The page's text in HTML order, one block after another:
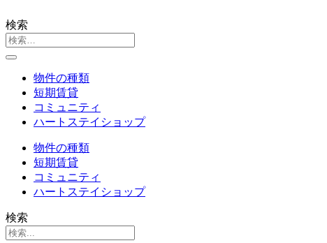
検索
物件の種類
短期賃貸
コミュニティ
ハートステイショップ
物件の種類
短期賃貸
コミュニティ
ハートステイショップ
検索